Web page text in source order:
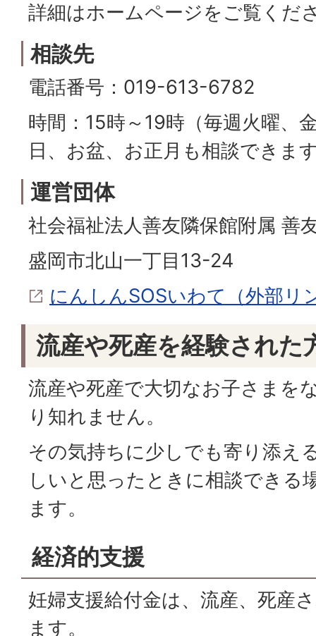
詳細はホームページをご覧くだ
相談先
電話番号：019-613-6782
時間：15時～19時（毎週火曜、
日、お盆、お正月も相談できま
運営団体
社会福祉法人善友隣保館附属 善
盛岡市北山一丁目13-24
にんしんSOSいわて（外部リ
流産や死産を経験された
流産や死産で大切なお子さまを
り知れません。
その気持ちに少しでも寄り添え
しいと思ったときに相談できる
ます。
経済的支援
妊婦支援給付金は、流産、死産
ます。